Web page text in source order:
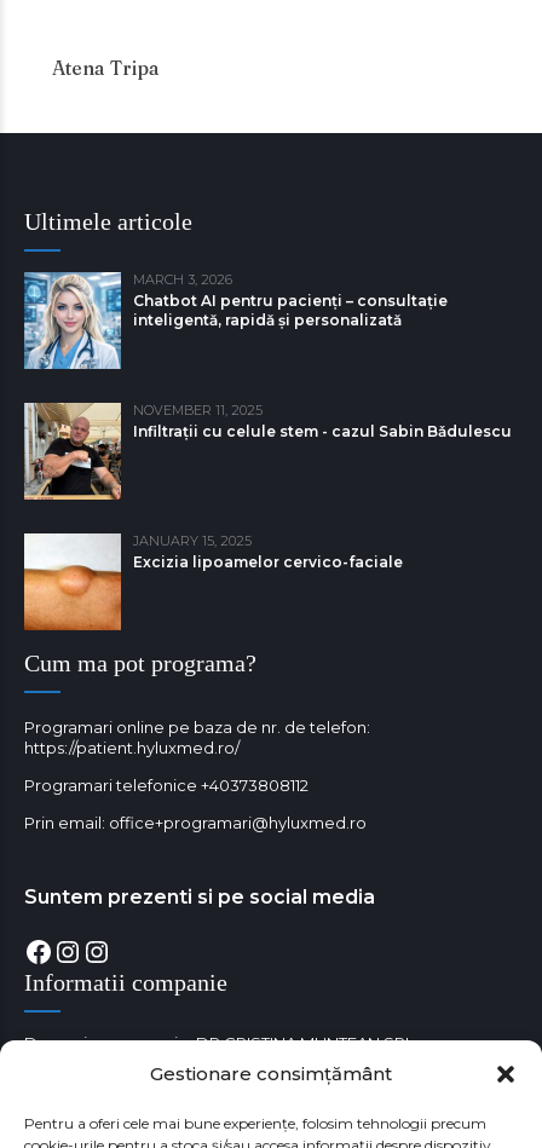
Gestionare consimțământ
Pentru a oferi cele mai bune experiențe, folosim tehnologii precum
Atena Tripa
Ultimele articole
MARCH 3, 2026
Chatbot AI pentru pacienți – consultație
inteligentă, rapidă și personalizată
NOVEMBER 11, 2025
Infiltrații cu celule stem - cazul Sabin Bǎdulescu
JANUARY 15, 2025
Excizia lipoamelor cervico-faciale
Cum ma pot programa?
Programari online pe baza de nr. de telefon:
https://patient.hyluxmed.ro/
Programari telefonice +40373808112
Prin email: office+programari@hyluxmed.ro
Suntem prezenti si pe social media
Facebook
Instagram
Instagram
Informatii companie
Denumire companie: DR CRISTINA MUNTEAN SRL
Cod unic de identificare fiscala: RO38180529
Numar Registrul Comertului: J35/3650/05.09.2017